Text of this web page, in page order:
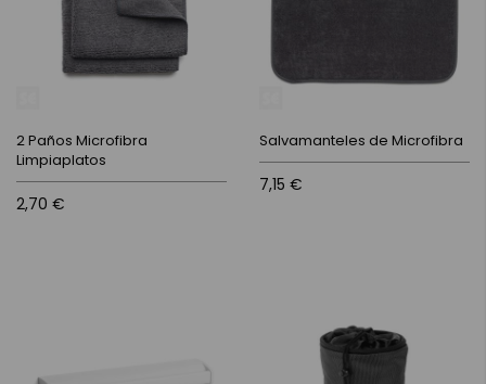
2 Paños Microfibra
Limpiaplatos
2,70 €
Salvamanteles de Microfibra
7,15 €